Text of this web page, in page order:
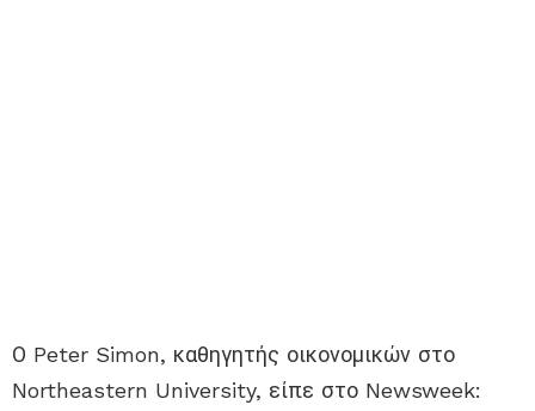
Ο Peter Simon, καθηγητής οικονομικών στο
Northeastern University, είπε στο Newsweek: